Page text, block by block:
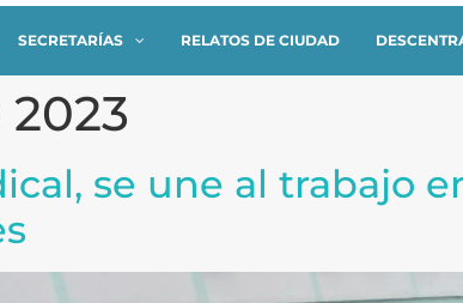
SECRETARÍAS RELATOS DE CIUDAD
se une al trabajo